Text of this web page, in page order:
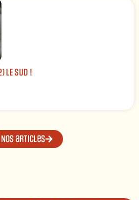
LE SUD !
Nos articles